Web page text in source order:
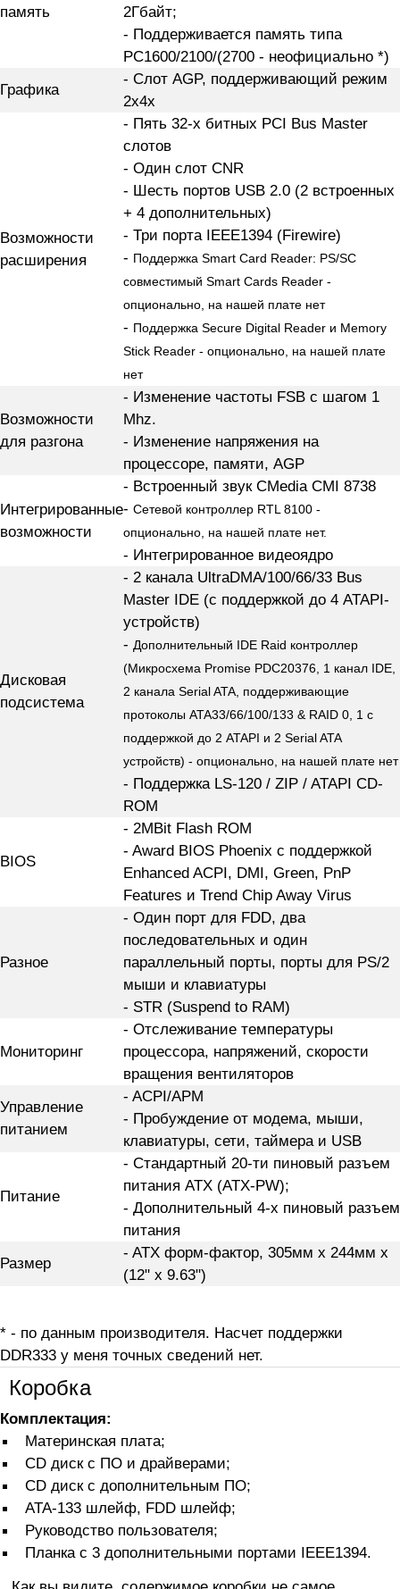
память
2Гбайт;
- Поддерживается память типа
PC1600/2100/(2700 - неофициально *)
Графика
- Слот AGP, поддерживающий режим
2x4x
Возможности
расширения
- Пять 32-х битных PCI Bus Master
слотов
- Один слот CNR
- Шесть портов USB 2.0 (2 встроенных
+ 4 дополнительных)
- Три порта IEEE1394 (Firewire)
- Поддержка Smart Card Reader: PS/SC
совместимый Smart Cards Reader -
опционально, на нашей плате нет
- Поддержка Secure Digital Reader и Memory
Stick Reader - опционально, на нашей плате
нет
Возможности
для разгона
- Изменение частоты FSB с шагом 1
Mhz.
- Изменение напряжения на
процессоре, памяти, AGP
Интегрированные
возможности
- Встроенный звук CMedia CMI 8738
- Сетевой контроллер RTL 8100 -
опционально, на нашей плате нет.
- Интегрированное видеоядро
Дисковая
подсистема
- 2 канала UltraDMA/100/66/33 Bus
Master IDE (с поддержкой до 4 ATAPI-
устройств)
- Дополнительный IDE Raid контроллер
(Микросхема Promise PDC20376, 1 канал IDE,
2 канала Serial ATA, поддерживающие
протоколы ATA33/66/100/133 & RAID 0, 1 с
поддержкой до 2 ATAPI и 2 Serial ATA
устройств) - опционально, на нашей плате нет
- Поддержка LS-120 / ZIP / ATAPI CD-
ROM
BIOS
- 2MBit Flash ROM
- Award BIOS Phoenix с поддержкой
Enhanced ACPI, DMI, Green, PnP
Features и Trend Chip Away Virus
Разное
- Один порт для FDD, два
последовательных и один
параллельный порты, порты для PS/2
мыши и клавиатуры
- STR (Suspend to RAM)
Мониторинг
- Отслеживание температуры
процессора, напряжений, скорости
вращения вентиляторов
Управление
питанием
- ACPI/APM
- Пробуждение от модема, мыши,
клавиатуры, сети, таймера и USB
Питание
- Стандартный 20-ти пиновый разъем
питания ATX (ATX-PW);
- Дополнительный 4-х пиновый разъем
питания
Размер
- ATX форм-фактор, 305мм х 244мм x
(12" х 9.63")
* - по данным производителя. Насчет поддержки
DDR333 у меня точных сведений нет.
Коробка
Комплектация:
Материнская плата;
CD диск с ПО и драйверами;
CD диск с дополнительным ПО;
ATA-133 шлейф, FDD шлейф;
Руководство пользователя;
Планка с 3 дополнительными портами IEEE1394.